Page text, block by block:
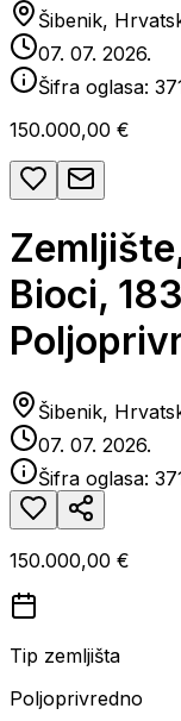
Šibenik,
07. 07. 2026.
Šifra oglasa:
150.000,00 €
Bioci,
Šibenik,
07. 07. 2026.
Šifra oglasa:
150.000,00 €
Tip zemljišta
Poljoprivredno